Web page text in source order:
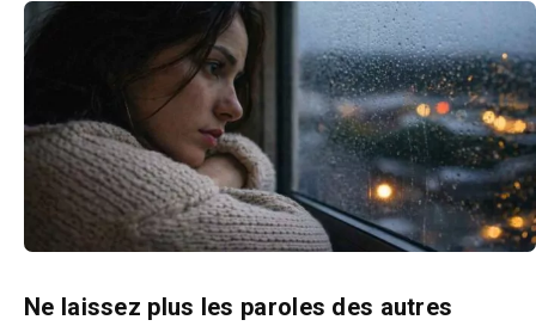
Ne laissez plus les paroles des autres